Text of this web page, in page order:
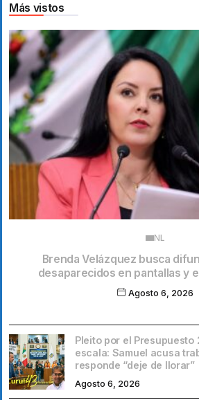
Más vistos
NL
Brenda Velázquez busca
desaparecidos en pantallas y
Agosto 6, 2026
Pleito por el Presupuesto
escala: Samuel acusa
responde “deje de llorar”
Agosto 6, 2026